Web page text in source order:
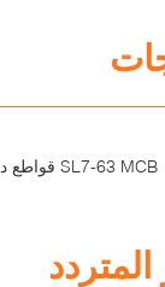
SL7-63 MCB قواطع دوائر
المتردد